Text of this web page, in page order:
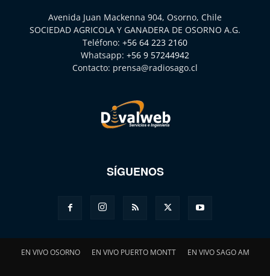
Avenida Juan Mackenna 904, Osorno, Chile
SOCIEDAD AGRICOLA Y GANADERA DE OSORNO A.G.
Teléfono: +56 64 223 2160
Whatsapp: +56 9 57244942
Contacto: prensa@radiosago.cl
SÍGUENOS
EN VIVO OSORNO EN VIVO PUERTO MONTT EN VIVO SAGO AM